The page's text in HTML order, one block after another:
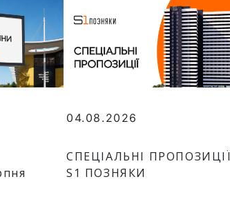
04.08.2026
СПЕЦІАЛЬНІ ПРОПОЗИЦІЇ
S1 ПОЗНЯКИ